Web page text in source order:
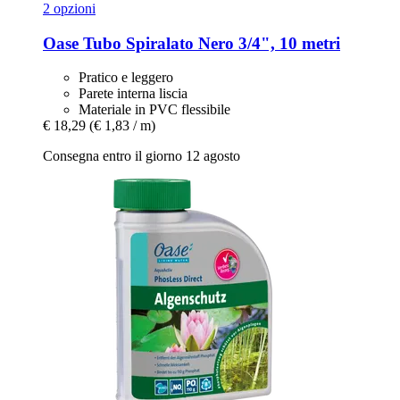
2 opzioni
Oase Tubo Spiralato Nero 3/4", 10 metri
Pratico e leggero
Parete interna liscia
Materiale in PVC flessibile
€ 18,29 (€ 1,83 / m)
Consegna entro il giorno 12 agosto